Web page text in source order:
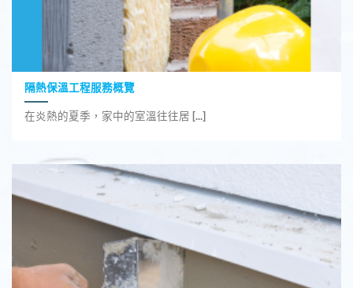
隔熱保溫工程服務概覽
在炎熱的夏季，家中的室溫往往居 [...]